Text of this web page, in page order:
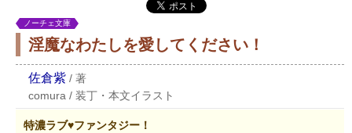
ノーチェ文庫
淫魔なわたしを愛してください！
佐倉紫 / 著
comura / 装丁・本文イラスト
特濃ラブ♥ファンタジー！